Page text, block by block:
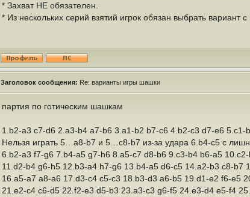
* Захват НЕ обязателен.
* Из нескольких серий взятий игрок обязан выбрать
Заголовок сообщения: Re: варианты игры шашки
партия по готическим шашкам
1.b2-a3 c7-d6 2.a3-b4 a7-b6 3.a1-b2 b7-c6 4.b2-c3 d7-e6 5.c1-
Нельзя играть 5…a8-b7 и 5…c8-b7 из-за удара 6.b4-c5 с
6.b2-a3 f7-g6 7.b4-a5 g7-h6 8.a5-c7 d8-b6 9.c3-b4 b6-a5
11.d2-b4 g6-h5 12.b3-a4 h7-g6 13.b4-a5 d6-c5 14.a2-b3 c8-b7
16.a5-a7 a8-a6 17.d3-c4 c5-c3 18.b3-d3 a6-b5 19.d1-e2 f6-e5
21.e2-c4 c6-d5 22.f2-e3 d5-b3 23.a3-c3 g6-f5 24.e3-d4 e5-f4